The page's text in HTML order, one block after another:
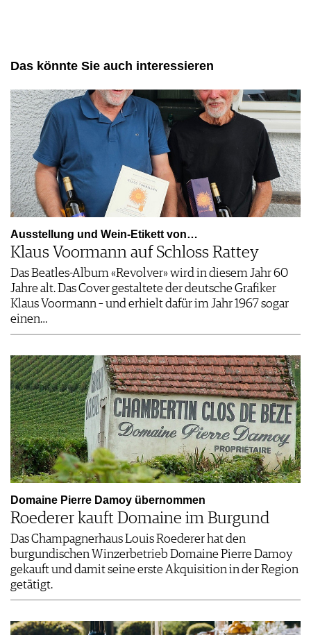
Das könnte Sie auch interessieren
Ausstellung und Wein-Etikett von…
Klaus Voormann auf Schloss Rattey
Das Beatles-Album «Revolver» wird in diesem Jahr 60
Jahre alt. Das Cover gestaltete der deutsche Grafiker
Klaus Voormann – und erhielt dafür im Jahr 1967 sogar
einen…
Domaine Pierre Damoy übernommen
Roederer kauft Domaine im Burgund
Das Champagnerhaus Louis Roederer hat den
burgundischen Winzerbetrieb Domaine Pierre Damoy
gekauft und damit seine erste Akquisition in der Region
getätigt.